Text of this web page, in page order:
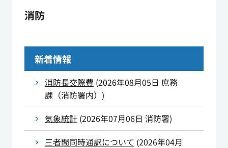
消防
新着情報
消防長交際費 (2026年08月05日 庶務
課（消防署内） )
気象統計(2026年07月06日 消防署)
三者間同時通訳について (2026年04月